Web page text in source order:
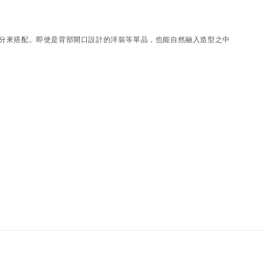
搭配。即使是背部開口設計的洋裝等單品，也能自然融入造型之中